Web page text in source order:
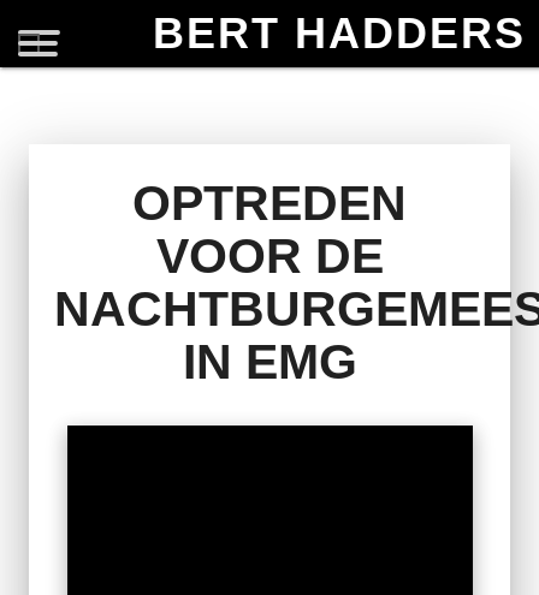
BERT HADDERS
OPTREDEN
VOOR DE
IN EMG